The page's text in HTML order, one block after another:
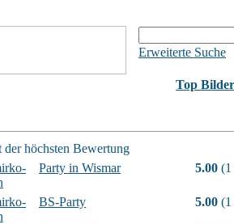
Erweiterte Suche
Top Bilder
höchsten Bewertung
Party in Wismar 5.00 (1
BS-Party 5.00 (1